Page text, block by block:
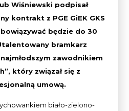
Wiśniewski podpisał
kontrakt z PGE GiEK GKS
będzie do 30
bramkarz
zawodnikiem
który związał się z
umową.
biało-zielono-